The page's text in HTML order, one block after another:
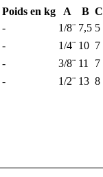
Poids en kg A B C
- 1/8¨ 7,5 5
- 1/4¨ 10 7
- 3/8¨ 11 7
- 1/2¨ 13 8